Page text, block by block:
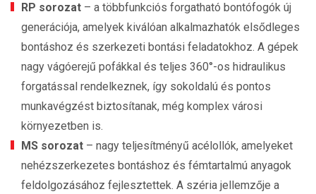
RP sorozat – a többfunkciós forgatható bontófogók új
generációja, amelyek kiválóan alkalmazhatók elsődleges
bontáshoz és szerkezeti bontási feladatokhoz. A gépek
nagy vágóerejű pofákkal és teljes 360°-os hidraulikus
forgatással rendelkeznek, így sokoldalú és pontos
munkavégzést biztosítanak, még komplex városi
környezetben is.
MS sorozat – nagy teljesítményű acélollók, amelyeket
nehézszerkezetes bontáshoz és fémtartalmú anyagok
feldolgozásához fejlesztettek. A széria jellemzője a